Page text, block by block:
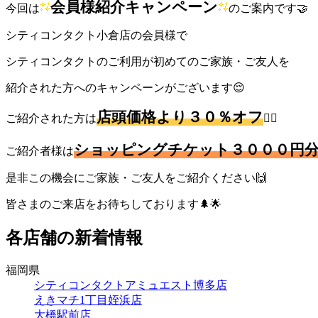
今回は 会員様紹介キャンペーン のご案内です🤝
シティコンタクト小倉店の会員様で
シティコンタクトのご利用が初めてのご家族・ご友人を
紹介された方へのキャンペーンがございます😌
ご紹介された方は店頭価格より３０％オフ❤️‍🔥
ご紹介者様はショッピングチケット３０００円
是非この機会にご家族・ご友人をご紹介ください🙌
皆さまのご来店をお待ちしております🌲🌟
各店舗の新着情報
福岡県
シティコンタクトアミュエスト博多店
えきマチ1丁目姪浜店
大橋駅前店